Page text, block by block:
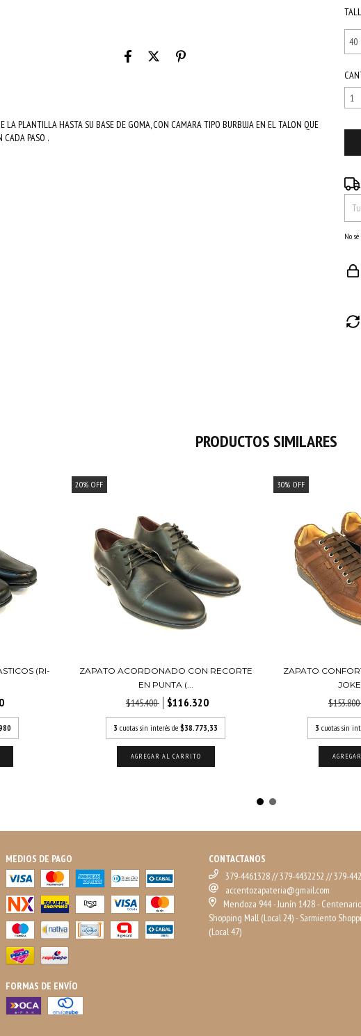
LA PLANTILLA HASTA SU BASE DE GOMA, CON CAMARA TIPO BURBUJA EN EL TALON QUE
CADA PASO .
No
PRODUCTOS SIMILARES
(RI-
20% OFF
ZAPATO ACORDONADO CON RECORTE
EN PUNTA (...
$145.400 $116.320
3 cuotas sin interés de $38.773,33
AGREGAR AL CARRITO
30% OFF
ZAPATO
$153.800
3 cuotas sin
MEDIOS DE PAGO
FORMAS DE ENVÍO
CONTACTANOS
379-4461328 // 379-4432252 // 379-
accentozapateria@gmail.com
Mendoza 944 - Junín 1428 - Centenario
Shopping Mall (Local 24) - Sarmiento
(Local 47)